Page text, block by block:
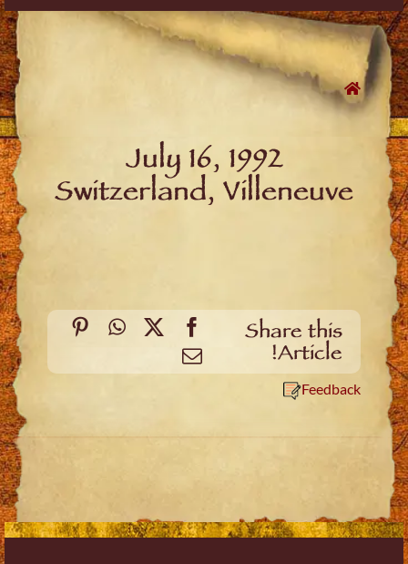
Skip
to
content
July 16, 1992
Switzerland, Villeneuve
Share this
Article!
Facebook
X
WhatsApp
Pinterest
Email
Feedback